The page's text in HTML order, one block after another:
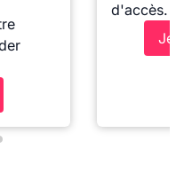
d'accès.
Je